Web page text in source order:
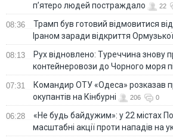
п’ятеро людей постраждало
22
08:36
Трамп був готовий відмовитися
Іраном заради відкриття
08:13
Рух відновлено: Туреччина знову
контейнеровози до Чорного моря
07:31
Командир ОТУ «Одеса» розказав
окупантів на Кінбурні
206 0
06:28
«Не будь байдужим»: у 22 містах
масштабні акції проти нападів на